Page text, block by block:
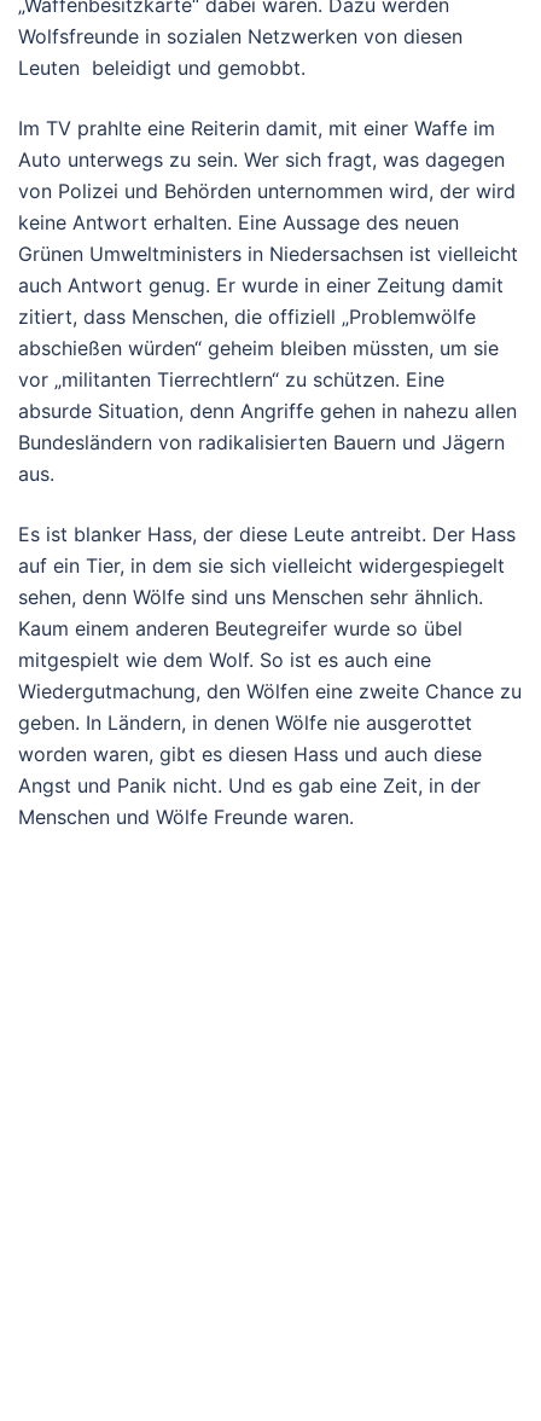
Wolfsfreunde in sozialen Netzwerken von diesen
Leuten beleidigt und gemobbt.
Im TV prahlte eine Reiterin damit, mit einer Waffe im
Auto unterwegs zu sein. Wer sich fragt, was dagegen
von Polizei und Behörden unternommen wird, der wird
keine Antwort erhalten. Eine Aussage des neuen
Grünen Umweltministers in Niedersachsen ist vielleicht
auch Antwort genug. Er wurde in einer Zeitung damit
zitiert, dass Menschen, die offiziell „Problemwölfe
abschießen würden“ geheim bleiben müssten, um sie
vor „militanten Tierrechtlern“ zu schützen. Eine
absurde Situation, denn Angriffe gehen in nahezu allen
Bundesländern von radikalisierten Bauern und Jägern
aus.
Es ist blanker Hass, der diese Leute antreibt. Der Hass
auf ein Tier, in dem sie sich vielleicht widergespiegelt
sehen, denn Wölfe sind uns Menschen sehr ähnlich.
Kaum einem anderen Beutegreifer wurde so übel
mitgespielt wie dem Wolf. So ist es auch eine
Wiedergutmachung, den Wölfen eine zweite Chance zu
geben. In Ländern, in denen Wölfe nie ausgerottet
worden waren, gibt es diesen Hass und auch diese
Angst und Panik nicht. Und es gab eine Zeit, in der
Menschen und Wölfe Freunde waren.